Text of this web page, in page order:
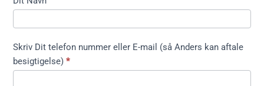
kort ikke
træfældning
Skriv Dit telefon nummer eller E-mail (så Anders kan aftale
besigtigelse)*